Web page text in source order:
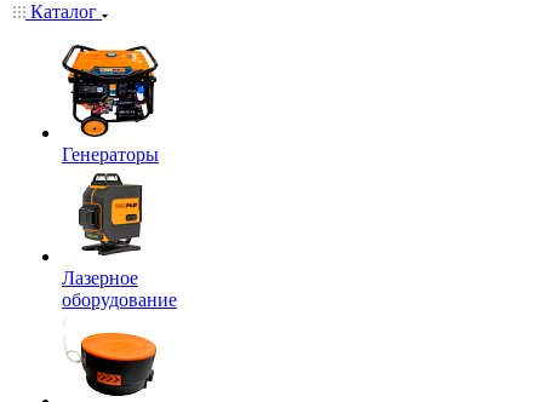
Каталог
Генераторы
Лазерное
оборудование